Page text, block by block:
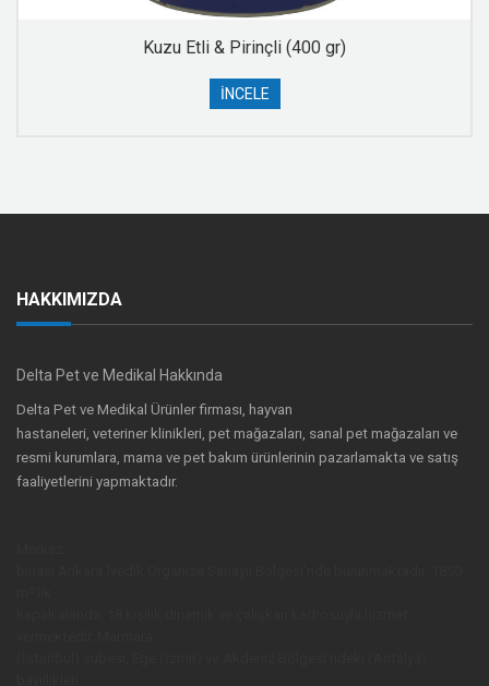
Kuzu Etli & Pirinçli (400 gr)
İNCELE
HAKKIMIZDA
Delta Pet ve Medikal Hakkında
Delta Pet ve Medikal Ürünler firması, hayvan
hastaneleri, veteriner klinikleri, pet mağazaları, sanal pet mağazaları ve
resmi kurumlara, mama ve pet bakım ürünlerinin pazarlamakta ve satış
faaliyetlerini yapmaktadır.